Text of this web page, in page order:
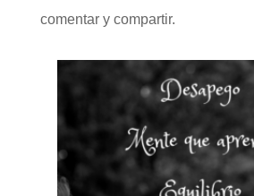
comentar y compartir.